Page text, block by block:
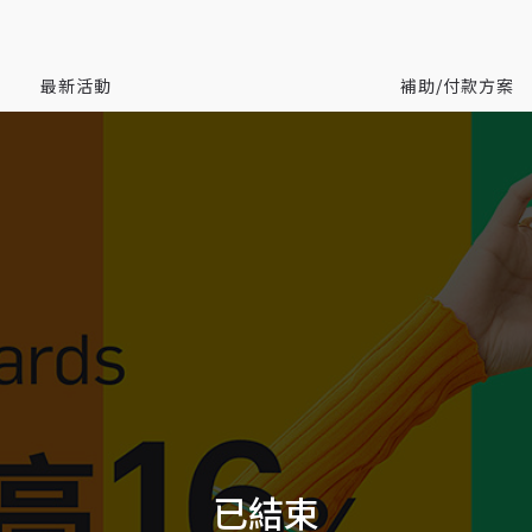
最新活動 補助/付款方案